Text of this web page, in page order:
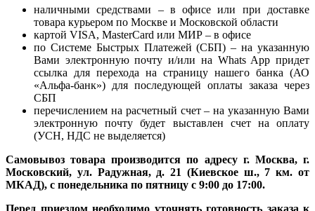
наличными средствами – в офисе или при доставке
товара курьером по Москве и Московской области
картой VISA, MasterCard или МИР – в офисе
по Системе Быстрых Платежей (СБП) – на указанную
Вами электронную почту и/или на Whats App придет
ссылка для перехода на страницу нашего банка (АО
«Альфа-банк») для последующей оплаты заказа через
СБП
перечислением на расчетный счет – на указанную Вами
электронную почту будет выставлен счет на оплату
(УСН, НДС не выделяется)
Самовывоз товара производится по адресу г. Москва, г.
Московский, ул. Радужная, д. 21 (Киевское ш., 7 км. от
МКАД), с понедельника по пятницу с 9:00 до 17:00.